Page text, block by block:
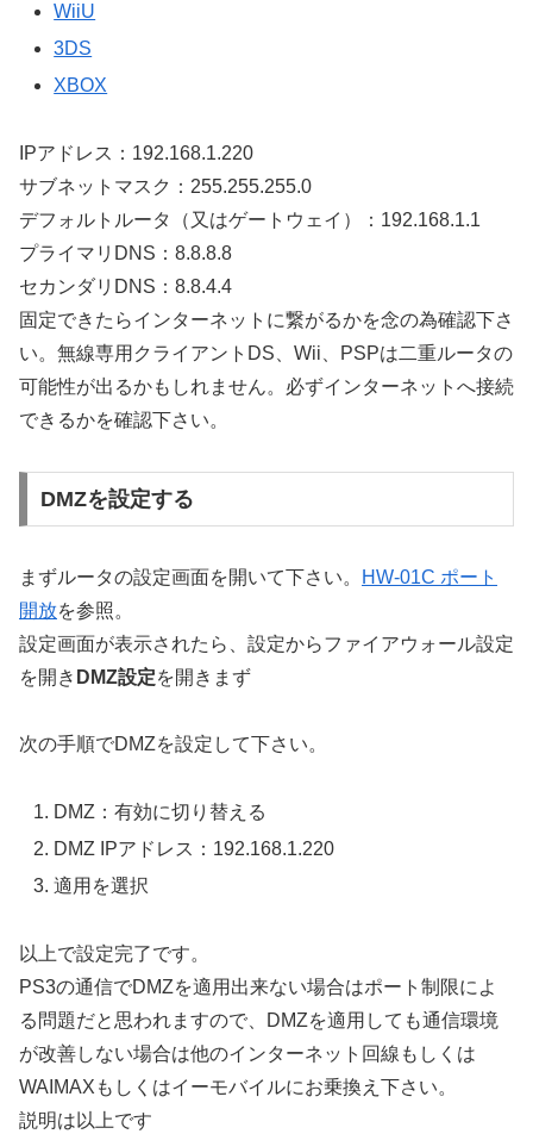
WiiU
3DS
XBOX
IPアドレス：192.168.1.220
サブネットマスク：255.255.255.0
デフォルトルータ（又はゲートウェイ）：192.168.1.1
プライマリDNS：8.8.8.8
セカンダリDNS：8.8.4.4
固定できたらインターネットに繋がるかを念の為確認下さ
い。無線専用クライアントDS、Wii、PSPは二重ルータの
可能性が出るかもしれません。必ずインターネットへ接続
できるかを確認下さい。
DMZを設定する
まずルータの設定画面を開いて下さい。
HW-01C ポート
開放を参照。
設定画面が表示されたら、設定からファイアウォール設定
を開き DMZ設定を開きまず
次の手順でDMZを設定して下さい。
DMZ：有効に切り替える
DMZ IPアドレス：192.168.1.220
適用を選択
以上で設定完了です。
PS3の通信でDMZを適用出来ない場合はポート制限によ
る問題だと思われますので、DMZを適用しても通信環境
が改善しない場合は他のインターネット回線もしくは
WAIMAXもしくはイーモバイルにお乗換え下さい。
説明は以上です